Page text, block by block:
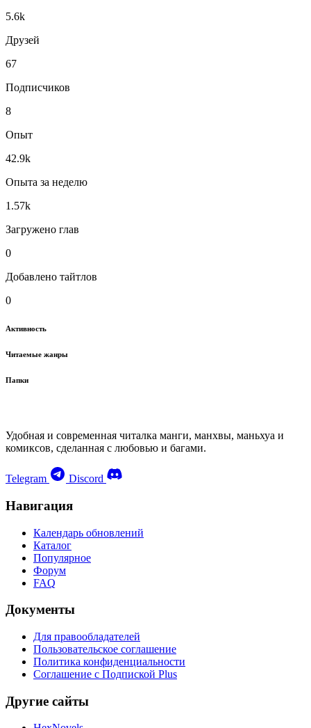
5.6k
Друзей
67
Подписчиков
8
Опыт
42.9k
Опыта за неделю
1.57k
Загружено глав
0
Добавлено тайтлов
0
Активность
Читаемые жанры
Папки
Удобная и современная читалка манги, манхвы, маньхуа и
комиксов, сделанная с любовью и багами.
Telegram Discord
Навигация
Календарь обновлений
Каталог
Популярное
Форум
FAQ
Документы
Для правообладателей
Пользовательское соглашение
Политика конфиденциальности
Соглашение с Подпиской Plus
Другие сайты